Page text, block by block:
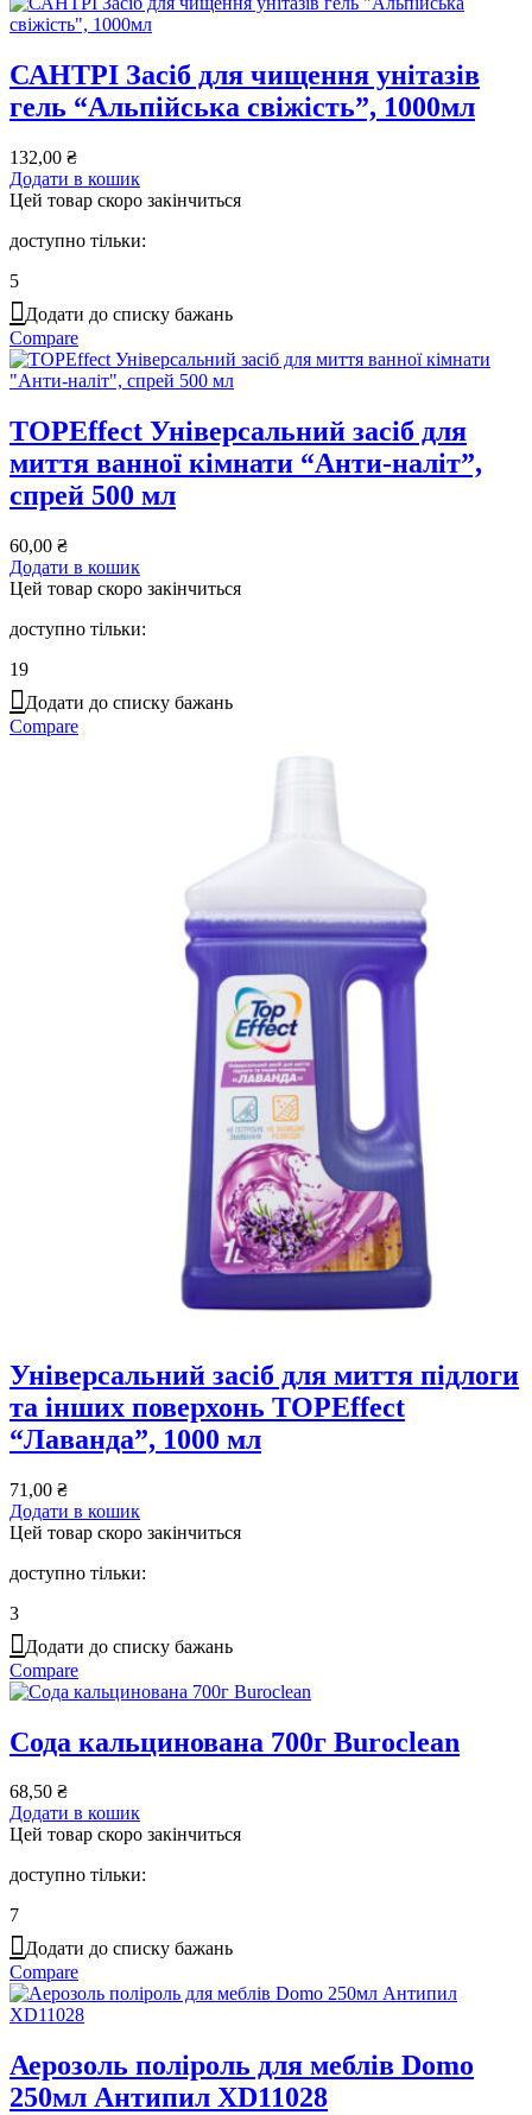
САНТРІ Засіб для чищення унітазів
гель “Альпійська свіжість”, 1000мл
132,00 ₴
Додати в кошик
Цей товар скоро закінчиться
доступно тільки:
5
Додати до списку бажань
Compare
TOPEffect Універсальний засіб для
миття ванної кімнати “Анти-наліт”,
спрей 500 мл
60,00 ₴
Додати в кошик
Цей товар скоро закінчиться
доступно тільки:
19
Додати до списку бажань
Compare
Універсальний засіб для миття підлоги
та інших поверхонь TOPEffect
“Лаванда”, 1000 мл
71,00 ₴
Додати в кошик
Цей товар скоро закінчиться
доступно тільки:
3
Додати до списку бажань
Compare
Сода кальцинована 700г Buroclean
68,50 ₴
Додати в кошик
Цей товар скоро закінчиться
доступно тільки:
7
Додати до списку бажань
Compare
Аерозоль поліроль для меблів Domo
250мл Антипил XD11028